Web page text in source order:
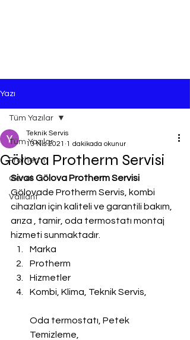
Yazı
Tüm Yazılar
Protherm
Genel
Vaillant
Tüm Yazılar
Gölova Protherm Servisi
Teknik Servis
13 Nis 2021 1 dakikada okunur
Sivas Gölova Protherm Servisi
Gölovade Protherm Servis, kombi
cihazları için kaliteli ve garantili bakım,
arıza , tamir, oda termostatı montaj
hizmeti sunmaktadır.
Marka
Protherm
Hizmetler
Kombi, Klima, Teknik Servis,
Oda termostatı, Petek
Temizleme,